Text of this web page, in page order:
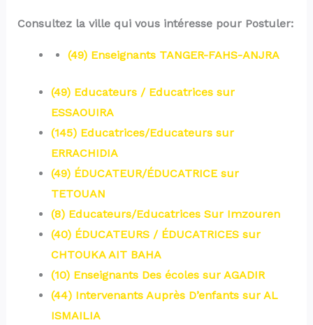
Consultez la ville qui vous intéresse pour Postuler:
(49) Enseignants TANGER-FAHS-ANJRA
(49) Educateurs / Educatrices sur
ESSAOUIRA
(145) Educatrices/Educateurs sur
ERRACHIDIA
(49) ÉDUCATEUR/ÉDUCATRICE sur
TETOUAN
(8) Educateurs/Educatrices Sur Imzouren
(40) ÉDUCATEURS / ÉDUCATRICES sur
CHTOUKA AIT BAHA
(10) Enseignants Des écoles sur AGADIR
(44) Intervenants Auprès D’enfants sur AL
ISMAILIA